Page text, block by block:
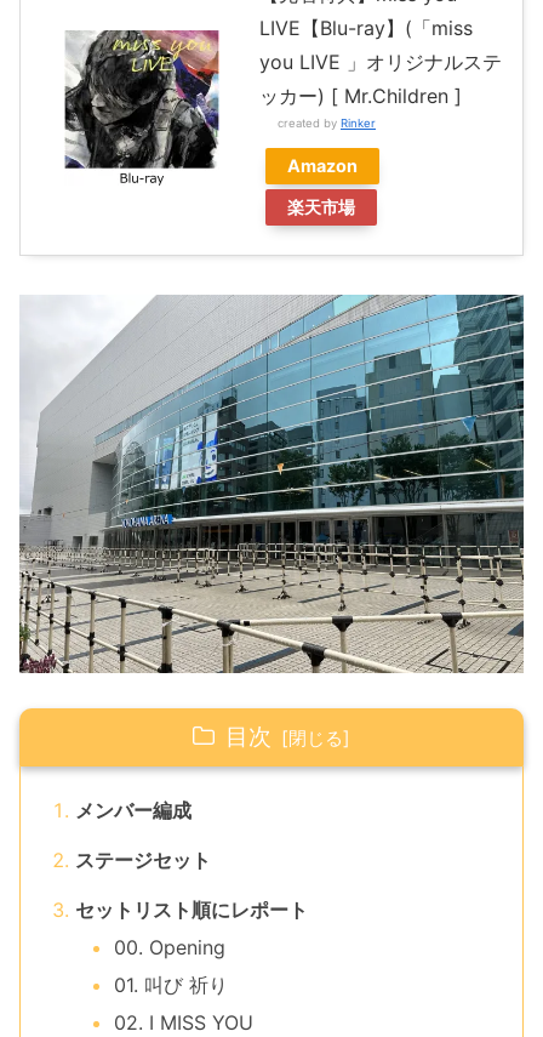
LIVE【Blu-ray】(「miss
you LIVE 」オリジナルステ
ッカー) [ Mr.Children ]
created by Rinker
Amazon
楽天市場
目次
メンバー編成
ステージセット
セットリスト順にレポート
00. Opening
01. 叫び 祈り
02. I MISS YOU